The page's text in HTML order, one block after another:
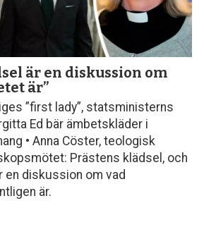
är en diskussion om
är”
”first lady”, statsministerns
Ed bär ämbetskläder i
• Anna Cöster, teologisk
Prästens klädsel, och
en diskussion om vad
är.